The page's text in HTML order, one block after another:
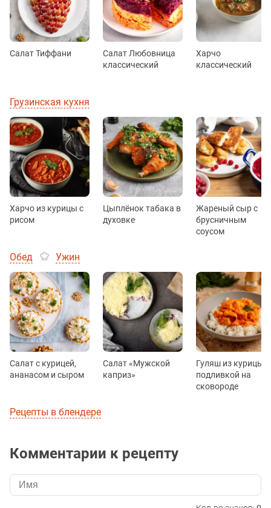
Салат Тиффани
Салат Любовница
классический
Харчо
классический
Грузинская кухня
Харчо из курицы с
рисом
Цыплёнок табака в
духовке
Жареный сыр с
брусничным
соусом
Обед Ужин
Салат с курицей,
ананасом и сыром
Салат «Мужской
каприз»
Гуляш из курицы с
подливкой на
сковороде
Рецепты в блендере
Комментарии к рецепту